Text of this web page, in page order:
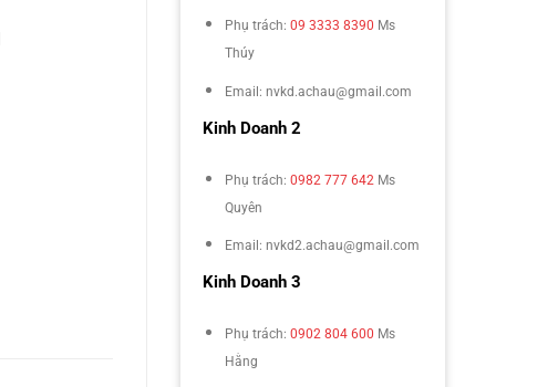
Phụ trách: 09 3333 8390 Ms
Thúy
Email: nvkd.achau@gmail.com
Kinh Doanh 2
Phụ trách: 0982 777 642 Ms
Quyên
Email: nvkd2.achau@gmail.com
Kinh Doanh 3
Phụ trách: 0902 804 600 Ms
Hằng